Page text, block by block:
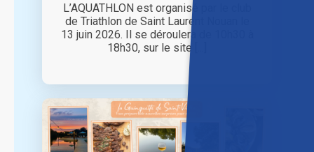
L’AQUATHLON est organisé par le club
de Triathlon de Saint Laurent Nouan le
13 juin 2026. Il se déroulera de 10h30 à
18h30, sur le site [...]